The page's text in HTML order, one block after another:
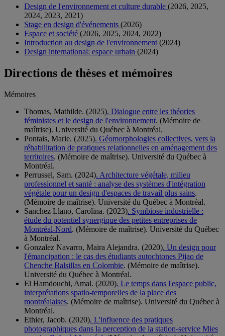
Design de l'environnement et culture durable (2026, 2025,
2024, 2023, 2021)
Stage en design d'événements (2026)
Espace et société (2026, 2025, 2024, 2022)
Introduction au design de l'environnement (2024)
Design international: espace urbain (2024)
Directions de thèses et mémoires
Mémoires
Thomas, Mathilde. (2025). Dialogue entre les théories
féministes et le design de l'environnement. (Mémoire de
maîtrise). Université du Québec à Montréal.
Pontais, Marie. (2025). Géomorphologies collectives, vers la
réhabilitation de pratiques relationnelles en aménagement des
territoires. (Mémoire de maîtrise). Université du Québec à
Montréal.
Perrussel, Sam. (2024). Architecture végétale, milieu
professionnel et santé : analyse des systèmes d'intégration
végétale pour un design d'espaces de travail plus sains.
(Mémoire de maîtrise). Université du Québec à Montréal.
Sanchez Llano, Carolina. (2023). Symbiose industrielle :
étude du potentiel synergique des petites entreprises de
Montréal-Nord. (Mémoire de maîtrise). Université du Québec
à Montréal.
Gonzalez Navarro, Maira Alejandra. (2020). Un design pour
l'émancipation : le cas des étudiants autochtones Pijao de
Chenche Balsillas en Colombie. (Mémoire de maîtrise).
Université du Québec à Montréal.
El Hamdouchi, Amal. (2020). Le temps dans l'espace public,
interprétations spatio-temporelles de la place des
montréalaises. (Mémoire de maîtrise). Université du Québec à
Montréal.
Ethier, Jacob. (2020). L'influence des pratiques
photographiques dans la perception de la station-service Mies